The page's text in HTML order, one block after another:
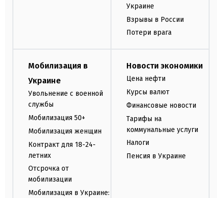
Украине
Взрывы в России
Потери врага
Мобилизация в
Украине
Увольнение с военной
службы
Мобилизация 50+
Мобилизация женщин
Контракт для 18-24-
летних
Отсрочка от
мобилизации
Мобилизация в Украине:
Новости экономики
Цена нефти
Курсы валют
Финансовые новости
Тарифы на
коммунальные услуги
Налоги
Пенсия в Украине